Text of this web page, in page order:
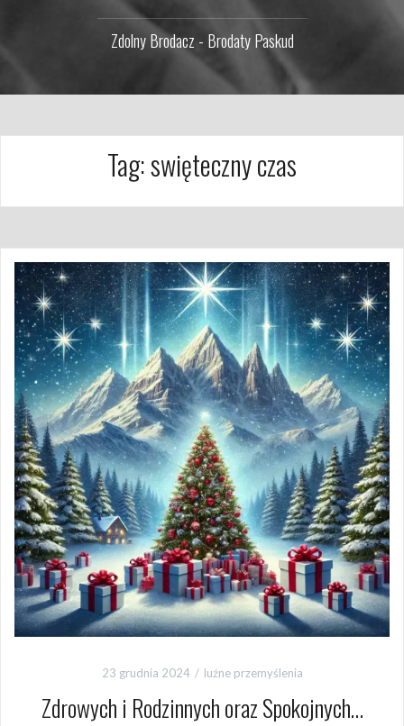
Zdolny Brodacz - Brodaty Paskud
Tag:swięteczny czas
23 grudnia 2024 luźne przemyślenia
Zdrowych i Rodzinnych oraz Spokojnych…